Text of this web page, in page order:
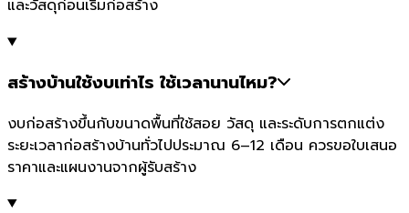
และวัสดุก่อนเริ่มก่อสร้าง
สร้างบ้านใช้งบเท่าไร ใช้เวลานานไหม?
งบก่อสร้างขึ้นกับขนาดพื้นที่ใช้สอย วัสดุ และระดับการตกแต่ง
ระยะเวลาก่อสร้างบ้านทั่วไปประมาณ 6–12 เดือน ควรขอใบเสนอ
ราคาและแผนงานจากผู้รับสร้าง